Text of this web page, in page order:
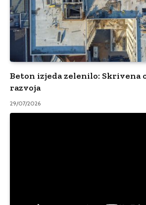
Beton izjeda zelenilo: Skrivena
razvoja
29/07/2026